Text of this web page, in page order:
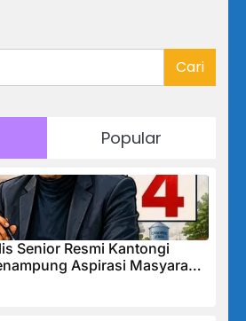
Cari
Popular
Senior Resmi Kantongi
Aspirasi Masyarakat